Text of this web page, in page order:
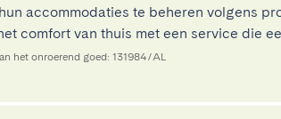
accommodaties te beheren volgens
comfort van thuis met een service die
het onroerend goed: 131984/AL